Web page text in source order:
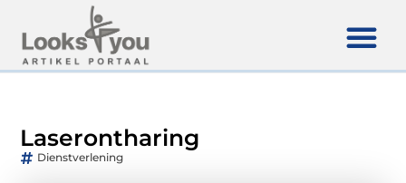
Laserontharing
Dienstverlening